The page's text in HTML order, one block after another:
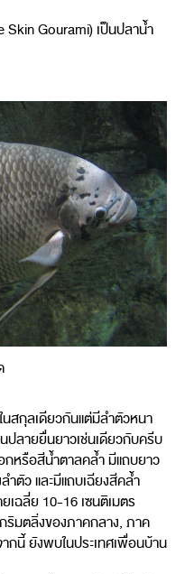
Skin Gourami) เป็นปลาน้ำ
สกุลเดียวกันแต่มีลำตัวหนา
ปลายยื่นยาวเช่นเดียวกับครีบ
หรือสีน้ำตาลคล้ำ มีแถบยาว
ำตัว และมีแถบเฉียงสีคล้ำ
เฉลี่ย 10-16 เซนติเมตร
ริมตลิ่งของภาคกลาง, ภาค
กนี้ ยังพบในประเทศเพื่อนบ้าน